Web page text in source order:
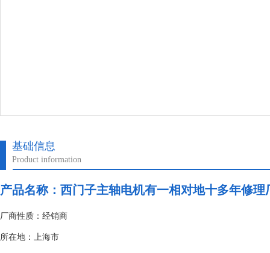
基础信息
Product information
产品名称： 西门子主轴电机有一相对地十多年修理
厂商性质：经销商
所在地：上海市